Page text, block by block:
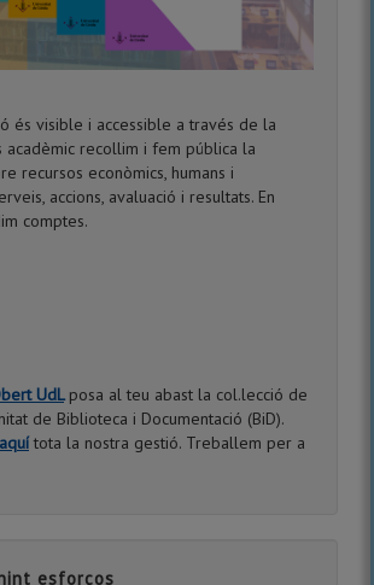
és visible i accessible a través de la
acadèmic recollim i fem pública la
recursos econòmics, humans i
accions, avaluació i resultats. En
comptes.
UdL posa al teu abast la col.lecció de
de Biblioteca i Documentació (BiD).
aquítota la nostra gestió. Treballem per a
esforços